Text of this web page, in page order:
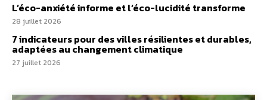
L’éco-anxiété informe et l’éco-lucidité transforme
28 juillet 2026
7 indicateurs pour des villes résilientes et durables,
adaptées au changement climatique
27 juillet 2026